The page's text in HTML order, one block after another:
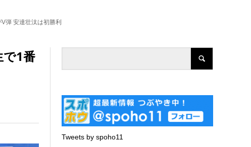
弾 安達壮汰は初勝利
で1番
Tweets by spoho11